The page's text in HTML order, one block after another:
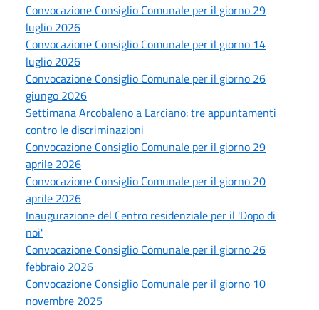
Convocazione Consiglio Comunale per il giorno 29
luglio 2026
Convocazione Consiglio Comunale per il giorno 14
luglio 2026
Convocazione Consiglio Comunale per il giorno 26
giungo 2026
Settimana Arcobaleno a Larciano: tre appuntamenti
contro le discriminazioni
Convocazione Consiglio Comunale per il giorno 29
aprile 2026
Convocazione Consiglio Comunale per il giorno 20
aprile 2026
Inaugurazione del Centro residenziale per il 'Dopo di
noi'
Convocazione Consiglio Comunale per il giorno 26
febbraio 2026
Convocazione Consiglio Comunale per il giorno 10
novembre 2025